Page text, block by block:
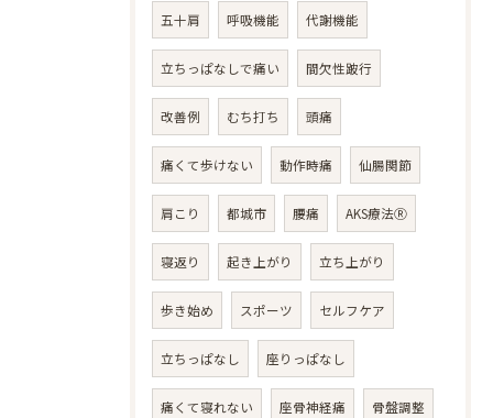
五十肩 呼吸機能 代謝機能
立ちっぱなしで痛い 間欠性跛行
改善例 むち打ち 頭痛
痛くて歩けない 動作時痛 仙腸関節
肩こり 都城市 腰痛 AKS療法Ⓡ
寝返り 起き上がり 立ち上がり
歩き始め スポーツ セルフケア
立ちっぱなし 座りっぱなし
痛くて寝れない 座骨神経痛 骨盤調整